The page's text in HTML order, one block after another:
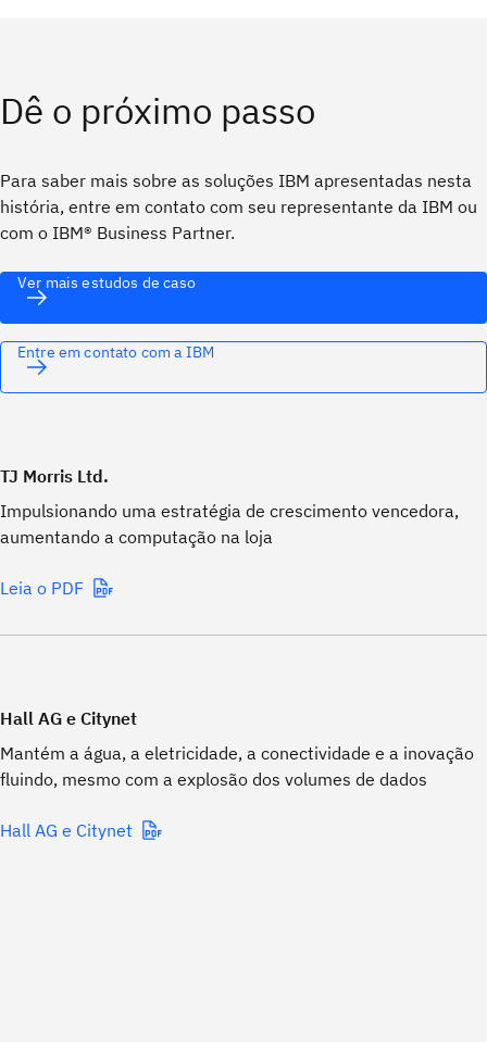
Dê o próximo passo
Para saber mais sobre as soluções IBM apresentadas nesta
história, entre em contato com seu representante da IBM ou
com o IBM® Business Partner.
Ver mais estudos de caso
Entre em contato com a IBM
TJ Morris Ltd.
Impulsionando uma estratégia de crescimento vencedora,
aumentando a computação na loja
Leia o PDF
Hall AG e Citynet
Mantém a água, a eletricidade, a conectividade e a inovação
fluindo, mesmo com a explosão dos volumes de dados
Hall AG e Citynet